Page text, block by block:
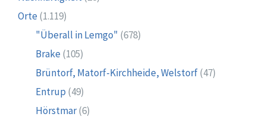
Orte (1.119)
"Überall in Lemgo" (678)
Brake (105)
Brüntorf, Matorf-Kirchheide, Welstorf(47)
Entrup (49)
Hörstmar(6)